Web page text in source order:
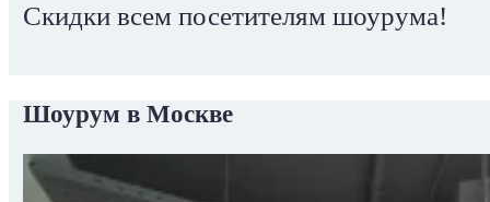
Скидки всем посетителям шоурума!
Шоурум в Москве